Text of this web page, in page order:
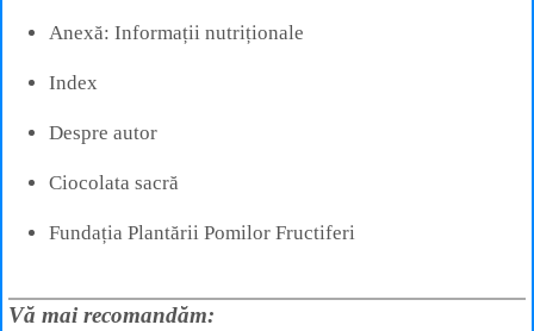
Anexă: Informații nutriționale
Index
Despre autor
Ciocolata sacră
Fundația Plantării Pomilor Fructiferi
Vă mai recomandăm: